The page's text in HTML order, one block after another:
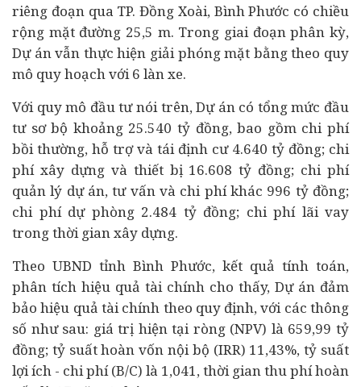
riêng đoạn qua TP. Đồng Xoài, Bình Phước có chiều
rộng mặt đường 25,5 m. Trong giai đoạn phân kỳ,
Dự án vẫn thực hiện giải phóng mặt bằng theo quy
mô quy hoạch với 6 làn xe.
Với quy mô đầu tư nói trên, Dự án có tổng mức đầu
tư sơ bộ khoảng 25.540 tỷ đồng, bao gồm chi phí
bồi thường, hỗ trợ và tái định cư 4.640 tỷ đồng; chi
phí xây dựng và thiết bị 16.608 tỷ đồng; chi phí
quản lý dự án, tư vấn và chi phí khác 996 tỷ đồng;
chi phí dự phòng 2.484 tỷ đồng; chi phí lãi vay
trong thời gian xây dựng.
Theo UBND tỉnh Bình Phước, kết quả tính toán,
phân tích hiệu quả tài chính cho thấy, Dự án đảm
bảo hiệu quả tài chính theo quy định, với các thông
số như sau: giá trị hiện tại ròng (NPV) là 659,99 tỷ
đồng; tỷ suất hoàn vốn nội bộ (IRR) 11,43%, tỷ suất
lợi ích - chi phí (B/C) là 1,041, thời gian thu phí hoàn